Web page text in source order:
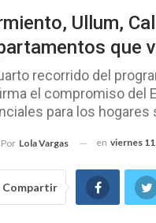
Ullum,
que
recorrido del
el compromiso del
para los hogares
Por Lola Vargas en viernes
Compartir